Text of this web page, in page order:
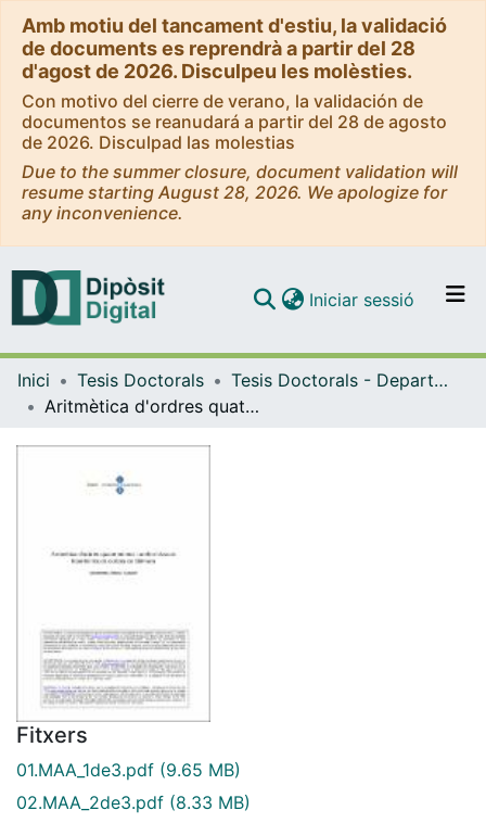
Amb motiu del tancament d'estiu, la validació
de documents es reprendrà a partir del 28
d'agost de 2026. Disculpeu les molèsties.
Con motivo del cierre de verano, la validación de
documentos se reanudará a partir del 28 de agosto
de 2026. Disculpad las molestias
Due to the summer closure, document validation will
resume starting August 28, 2026. We apologize for
any inconvenience.
Navega per tot el DD
Iniciar sessió (current)
Inici Tesis Doctorals
Tesis Doctorals - Departament - Algebra i Geometria
Aritmètica d'ordres quaterniònics i uniformització hiperbòlica de corbes de Shimura
Fitxers
01.MAA_1de3.pdf (9.65 MB)
02.MAA_2de3.pdf (8.33 MB)